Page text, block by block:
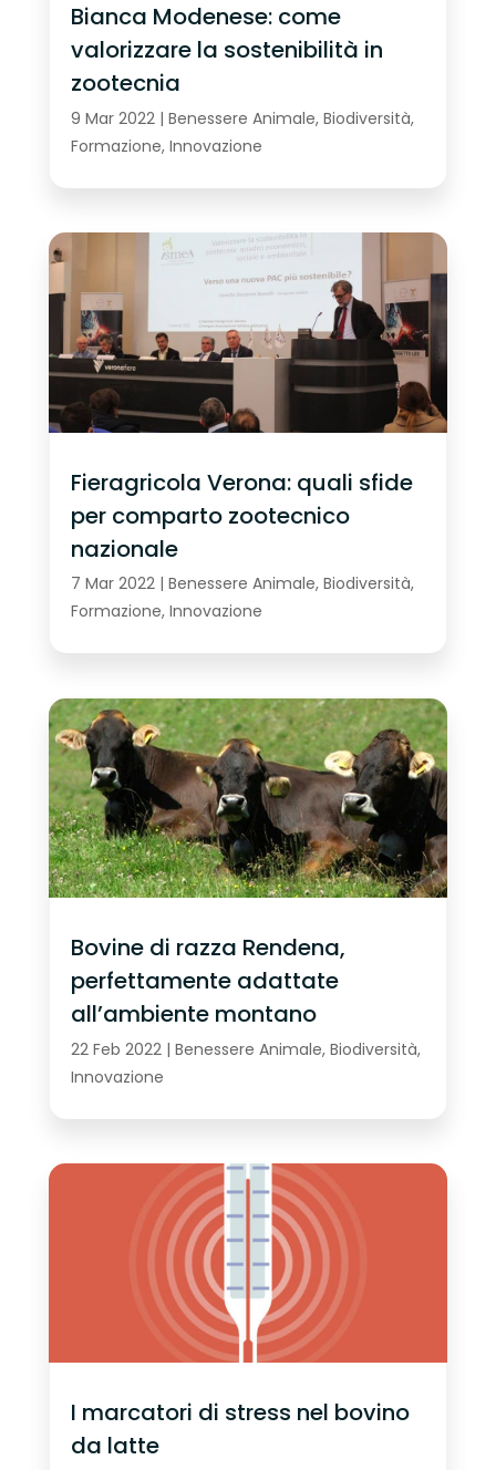
Bianca Modenese: come
valorizzare la sostenibilità in
zootecnia
9 Mar 2022| Benessere Animale, Biodiversità,
Formazione, Innovazione
Fieragricola Verona: quali sfide
per comparto zootecnico
nazionale
7 Mar 2022| Benessere Animale, Biodiversità,
Formazione, Innovazione
Bovine di razza Rendena,
perfettamente adattate
all’ambiente montano
22 Feb 2022| Benessere Animale, Biodiversità,
Innovazione
I marcatori di stress nel bovino
da latte